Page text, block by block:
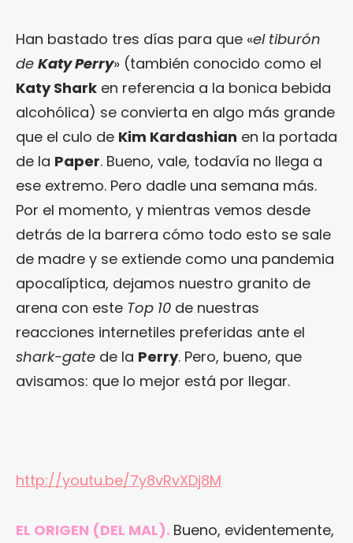
Han bastado tres días para que «el tiburón
de Katy Perry» (también conocido como el
Katy Shark en referencia a la bonica bebida
alcohólica) se convierta en algo más grande
que el culo de Kim Kardashian en la portada
de la Paper. Bueno, vale, todavía no llega a
ese extremo. Pero dadle una semana más.
Por el momento, y mientras vemos desde
detrás de la barrera cómo todo esto se sale
de madre y se extiende como una pandemia
apocalíptica, dejamos nuestro granito de
arena con este Top 10 de nuestras
reacciones internetiles preferidas ante el
shark-gate de la Perry. Pero, bueno, que
avisamos: que lo mejor está por llegar.
http://youtu.be/7y8vRvXDj8M
EL ORIGEN (DEL MAL). Bueno, evidentemente,